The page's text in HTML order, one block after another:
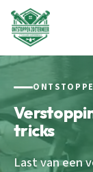
tricks
Last van een